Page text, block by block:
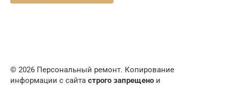
© 2026 Персональный ремонт. Копирование
информации с сайта строго запрещено и